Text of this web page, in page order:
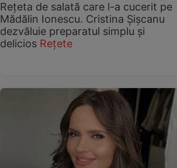
Rețeta de salată care l-a cucerit pe
Mădălin Ionescu. Cristina Șișcanu
dezvăluie preparatul simplu și
delicios Rețete